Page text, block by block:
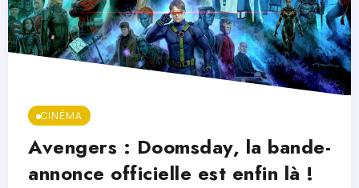
CINÉMA
Avengers : Doomsday, la bande-
annonce officielle est enfin là !